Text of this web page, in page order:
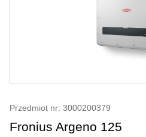
Przedmiot nr: 3000200379
Fronius Argeno 125